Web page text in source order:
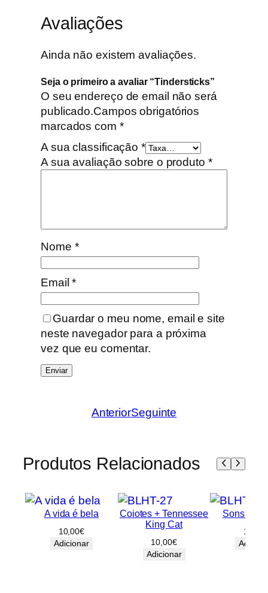
Avaliações
Ainda não existem avaliações.
Seja o primeiro a avaliar “Tindersticks”
O seu endereço de email não será
publicado.Campos obrigatórios
marcados com *
A sua classificação *
A sua avaliação sobre o produto *
Nome *
Email*
Guardar o meu nome, email e site
neste navegador para a próxima
vez que eu comentar.
AnteriorSeguinte
Produtos Relacionados
A vida é bela
10,00€
Adicionar
Coiotes + Tennessee
King Cat
10,00€
Adicionar
Sons do
10,00